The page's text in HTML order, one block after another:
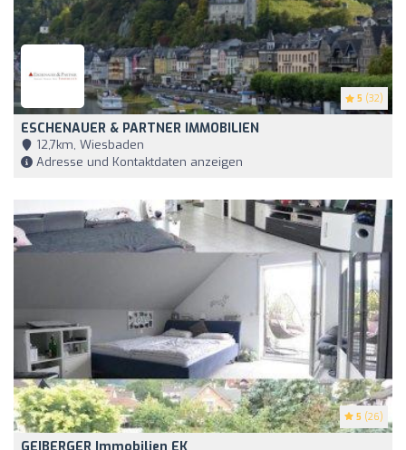
5 (32)
ESCHENAUER & PARTNER IMMOBILIEN
12,7km, Wiesbaden
Adresse und Kontaktdaten anzeigen
5 (26)